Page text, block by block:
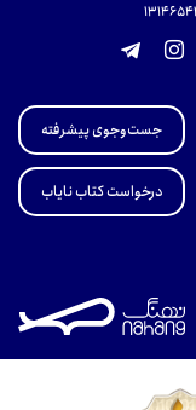
جست‌وجوی پیشرفته
درخواست کتاب نایاب